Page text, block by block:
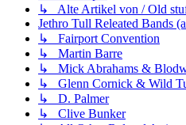
↳ Alte Artikel von / Old
Jethro Tull Releated Bands
↳ Fairport Convention
↳ Martin Barre
↳ Mick Abrahams &
↳ Glenn Cornick & Wild
↳ D. Palmer
↳ Clive Bunker